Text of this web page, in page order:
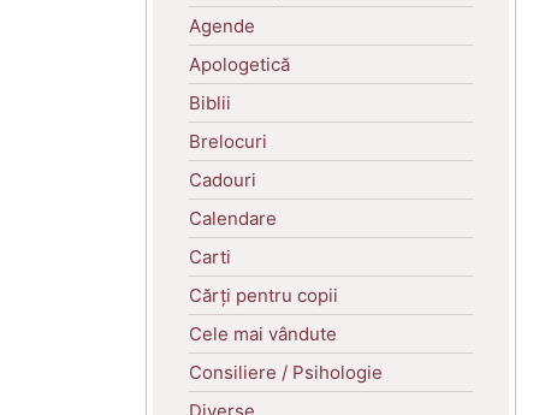
Agende
Apologetică
Biblii
Brelocuri
Cadouri
Calendare
Carti
Cărți pentru copii
Cele mai vândute
Consiliere / Psihologie
Diverse